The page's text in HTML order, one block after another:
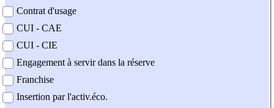
Contrat d'usage
CUI - CAE
CUI - CIE
Engagement à servir dans la réserve
Franchise
Insertion par l'activ.éco.